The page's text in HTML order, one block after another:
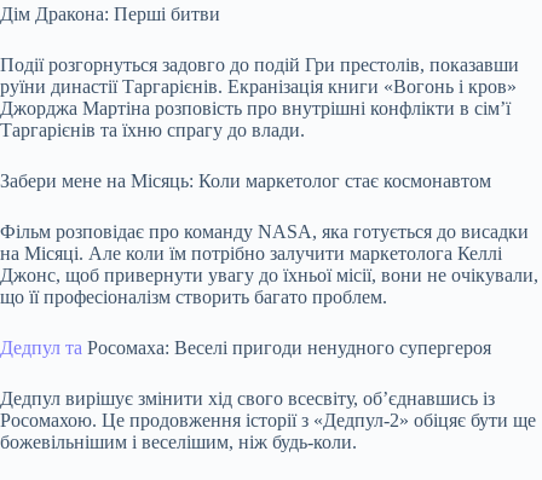
Дім Дракона: Перші битви
Події розгорнуться задовго до подій Гри престолів, показавши
руїни династії Таргарієнів. Екранізація книги «Вогонь і кров»
Джорджа Мартіна розповість про внутрішні конфлікти в сім’ї
Таргарієнів та їхню спрагу до влади.
Забери мене на Місяць: Коли маркетолог стає космонавтом
Фільм розповідає про команду NASA, яка готується до висадки
на Місяці. Але коли їм потрібно залучити маркетолога Келлі
Джонс, щоб привернути увагу до їхньої місії, вони не очікували,
що її професіоналізм створить багато проблем.
Дедпул та Росомаха: Веселі пригоди ненудного супергероя
Дедпул вирішує змінити хід свого всесвіту, об’єднавшись із
Росомахою. Це продовження історії з «Дедпул-2» обіцяє бути ще
божевільнішим і веселішим, ніж будь-коли.